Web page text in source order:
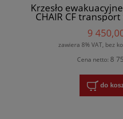
Krzesło ewakuacyjne
CHAIR CF
wieszak i pokrowiec
185kg, 3 lata
9
zawiera 8% VAT, bez
Cena netto: 8
do